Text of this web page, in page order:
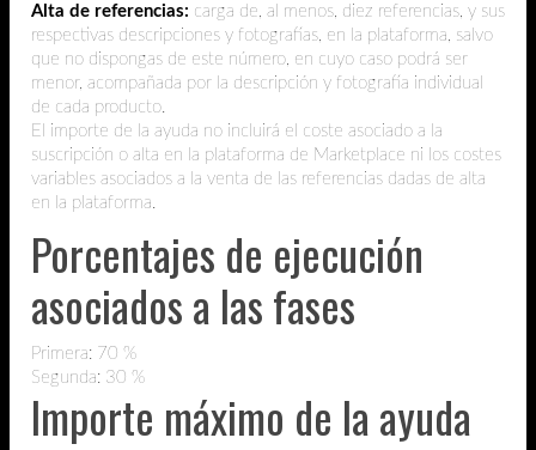
Alta de referencias: carga de, al menos, diez referencias, y sus
respectivas descripciones y fotografías, en la plataforma, salvo
que no dispongas de este número, en cuyo caso podrá ser
menor, acompañada por la descripción y fotografía individual
de cada producto.
El importe de la ayuda no incluirá el coste asociado a la
suscripción o alta en la plataforma de Marketplace ni los costes
variables asociados a la venta de las referencias dadas de alta
en la plataforma.
Porcentajes de ejecución
asociados a las fases
Primera: 70 %
Segunda: 30 %
Importe máximo de la ayuda